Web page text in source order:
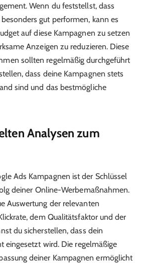
Wenn du feststellst, dass
gut performen, kann es
auf diese Kampagnen zu setzen
Anzeigen zu reduzieren. Diese
sollten regelmäßig durchgeführt
dass deine Kampagnen stets
sind und das bestmögliche
Analysen zum
Ads Kampagnen ist der Schlüssel
deiner Online-Werbemaßnahmen.
Auswertung der relevanten
dem Qualitätsfaktor und der
du sicherstellen, dass dein
eingesetzt wird. Die regelmäßige
deiner Kampagnen ermöglicht